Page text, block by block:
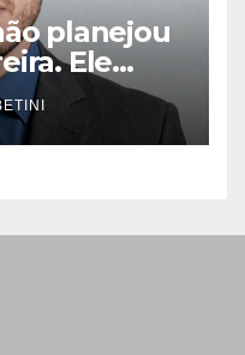
planejou
Ele
aceitou